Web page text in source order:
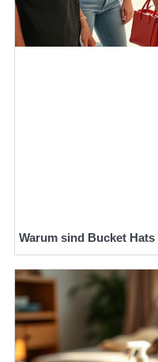
Warum sind Bucket